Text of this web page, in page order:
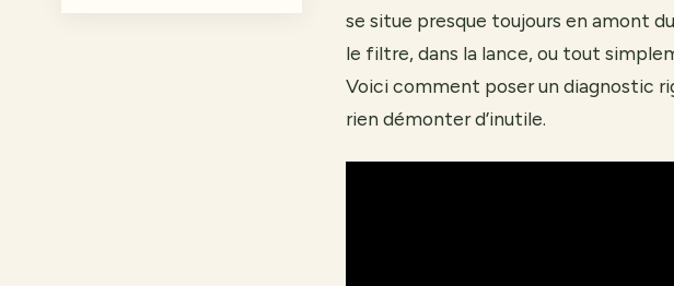
se situe presque toujours en amont
le filtre, dans la lance, ou tout
Voici comment poser un diagnostic
rien démonter d’inutile.